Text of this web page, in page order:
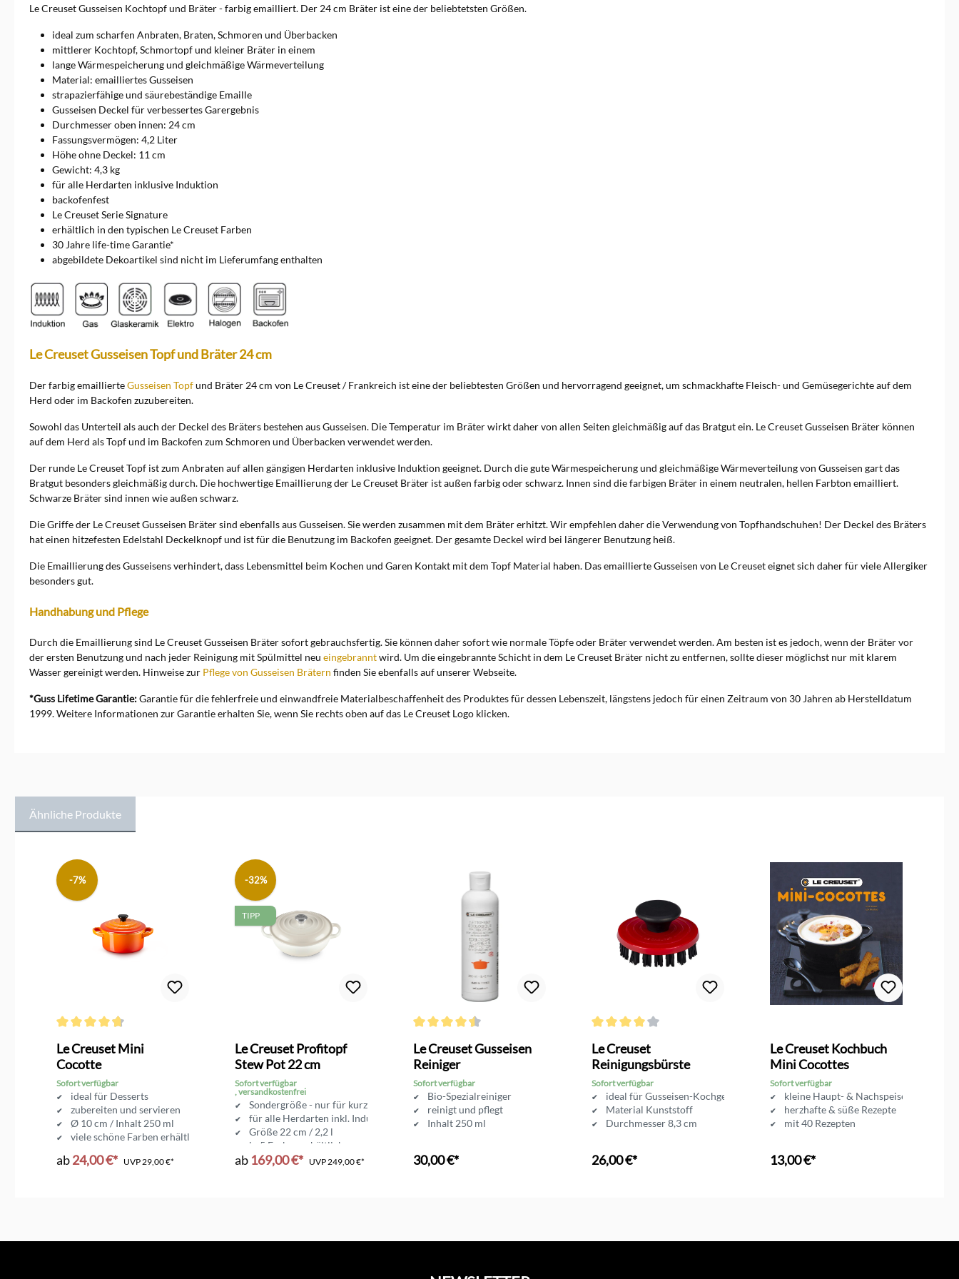
an. Sie alle erfüllen besonders
Le Creuset Gusseisen Kochtopf und Bräter - farbig emailliert. Der 24 cm Bräter ist eine der beliebtetsten Größen.
ideal zum scharfen Anbraten, Braten, Schmoren und Überbacken
mittlerer Kochtopf, Schmortopf und kleiner Bräter in einem
lange Wärmespeicherung und gleichmäßige Wärmeverteilung
Material: emailliertes Gusseisen
strapazierfähige und säurebeständige Emaille
Gusseisen Deckel für verbessertes Garergebnis
Durchmesser oben innen: 24 cm
Fassungsvermögen: 4,2 Liter
Höhe ohne Deckel: 11 cm
Gewicht: 4,3 kg
für alle Herdarten inklusive Induktion
backofenfest
Le Creuset Serie Signature
erhältlich in den typischen Le Creuset Farben
30 Jahre life-time Garantie*
abgebildete Dekoartikel sind nicht im Lieferumfang enthalten
Le Creuset Gusseisen Topf und Bräter 24 cm
Der farbig emaillierteGusseisen Topfund Bräter 24 cm von Le Creuset / Frankreich ist eine der beliebtesten Größen und hervorragend geeignet, um schmackhafte Fleisch- und Gemüsegerichte auf dem
Herd oder im Backofen zuzubereiten.
Sowohl das Unterteil als auch der Deckel des Bräters bestehen aus Gusseisen. Die Temperatur im Bräter wirkt daher von allen Seiten gleichmäßig auf das Bratgut ein. Le Creuset Gusseisen Bräter können
auf dem Herd als Topf und im Backofen zum Schmoren und Überbacken verwendet werden.
Der runde Le Creuset Topf ist zum Anbraten auf allen gängigen Herdarten inklusive Induktion geeignet. Durch die gute Wärmespeicherung und gleichmäßige Wärmeverteilung von Gusseisen gart das
Bratgut besonders gleichmäßig durch. Die hochwertige Emaillierung der Le Creuset Bräter ist außen farbig oder schwarz. Innen sind die farbigen Bräter in einem neutralen, hellen Farbton emailliert.
Schwarze Bräter sind innen wie außen schwarz.
Die Griffe der Le Creuset Gusseisen Bräter sind ebenfalls aus Gusseisen. Sie werden zusammen mit dem Bräter erhitzt. Wir empfehlen daher die Verwendung von Topfhandschuhen! Der Deckel des Bräters
hat einen hitzefesten Edelstahl Deckelknopf und ist für die Benutzung im Backofen geeignet. Der gesamte Deckel wird bei längerer Benutzung heiß.
Die Emaillierung des Gusseisens verhindert, dass Lebensmittel beim Kochen und Garen Kontakt mit dem Topf Material haben. Das emaillierte Gusseisen von Le Creuset eignet sich daher für viele Allergiker
besonders gut.
Handhabung und Pflege
Durch die Emaillierung sind Le Creuset Gusseisen Bräter sofort gebrauchsfertig. Sie können daher sofort wie normale Töpfe oder Bräter verwendet werden. Am besten ist es jedoch, wenn der Bräter vor
der ersten Benutzung und nach jeder Reinigung mit Spülmittel neu eingebranntwird. Um die eingebrannte Schicht in dem Le Creuset Bräter nicht zu entfernen, sollte dieser möglichst nur mit klarem
Wasser gereinigt werden. Hinweise zur Pflege von Gusseisen Brätern finden Sie ebenfalls auf unserer Webseite.
*Guss Lifetime Garantie:Garantie für die fehlerfreie und einwandfreie Materialbeschaffenheit des Produktes für dessen Lebenszeit, längstens jedoch für einen Zeitraum von 30 Jahren ab Herstelldatum
1999. Weitere Informationen zur Garantie erhalten Sie, wenn Sie rechts oben auf das Le Creuset Logo klicken.
Ähnliche Produkte
-7%
Le Creuset Mini
Cocotte
Sofort verfügbar
ideal für Desserts
zubereiten und servieren
Ø 10 cm / Inhalt 250 ml
viele schöne Farben erhältlich
ab24,00 €* UVP 29,00 €*
-32%
TIPP
Le Creuset Profitopf
Stew Pot 22 cm
Sofort verfügbar
, versandkostenfrei
Sondergröße - nur für kurze Zeit
für alle Herdarten inkl. Induktion
Größe 22 cm / 2,2 l
in 5 Farben erhältlich
ab 169,00 €* UVP 249,00 €*
Le Creuset Gusseisen
Reiniger
Sofort verfügbar
Bio-Spezialreiniger
reinigt und pflegt
Inhalt 250 ml
30,00 €*
Le Creuset
Reinigungsbürste
Sofort verfügbar
ideal für Gusseisen-Kochgeschirr
Material Kunststoff
Durchmesser 8,3 cm
26,00 €*
Le Creuset Kochbuch
Mini Cocottes
Sofort verfügbar
kleine Haupt- & Nachspeisen
herzhafte & süße Rezepte
mit 40 Rezepten
13,00 €*